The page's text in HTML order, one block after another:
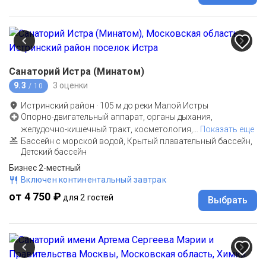
Санаторий Истра (Минатом)
9.3 / 10 3 оценки
Истринский район · 105 м до реки Малой Истры
Опорно-двигательный аппарат, органы дыхания,
желудочно-кишечный тракт, косметология,
Показать еще
Бассейн с морской водой, Крытый плавательный бассейн,
Детский бассейн
Бизнес 2-местный
Включен континентальный завтрак
от 4 750 ₽ для 2 гостей Выбрать